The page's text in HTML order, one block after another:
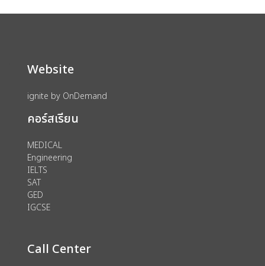
assignment ลงทะเบียน
Website
ignite by OnDemand
คอร์สเรียน
MEDICAL
Engineering
IELTS
SAT
GED
IGCSE
Call Center